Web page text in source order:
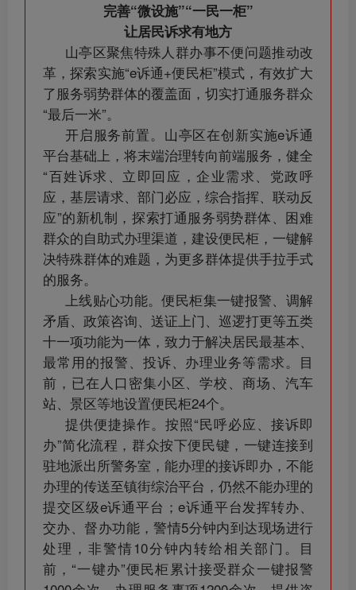
完善“微设施”“一民一柜”
让居民诉求有地方
山亭区聚焦特殊人群办事不便问题推动改
革，探索实施“e诉通+便民柜”模式，有效扩大
了服务弱势群体的覆盖面，切实打通服务群众
“最后一米”。
开启服务前置。山亭区在创新实施e诉通
平台基础上，将末端治理转向前端服务，健全
“百姓诉求、立即回应，企业需求、党政呼
应，基层请求、部门必应，综合指挥、联动反
应”的新机制，探索打通服务弱势群体、困难
群众的自助式办理渠道，建设便民柜，一键解
决特殊群体的难题，为更多群体提供手拉手式
的服务。
上线贴心功能。便民柜集一键报警、调解
矛盾、政策咨询、送证上门、巡逻打更等五类
十一项功能为一体，致力于解决居民最基本、
最常用的报警、投诉、办理业务等需求。目
前，已在人口密集小区、学校、商场、汽车
站、景区等地设置便民柜24个。
提供便捷操作。按照“民呼必应、接诉即
办”简化流程，群众按下便民键，一键连接到
驻地派出所警务室，能办理的接诉即办，不能
办理的传送至镇街综治平台，仍然不能办理的
提交区级e诉通平台；e诉通平台发挥转办、
交办、督办功能，警情5分钟内到达现场进行
处理，非警情10分钟内转给相关部门。目
前，“一键办”便民柜累计接受群众一键报警